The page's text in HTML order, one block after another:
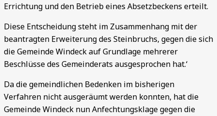
Errichtung und den Betrieb eines Absetzbeckens erteilt.
Diese Entscheidung steht im Zusammenhang mit der
beantragten Erweiterung des Steinbruchs, gegen die sich
die Gemeinde Windeck auf Grundlage mehrerer
Beschlüsse des Gemeinderats ausgesprochen hat.‘
Da die gemeindlichen Bedenken im bisherigen
Verfahren nicht ausgeräumt werden konnten, hat die
Gemeinde Windeck nun Anfechtungsklage gegen die